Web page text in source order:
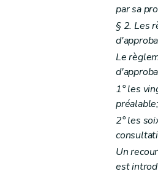
par sa
§ 2. Les
Le
1° les
préalable;
2° les
Un
est